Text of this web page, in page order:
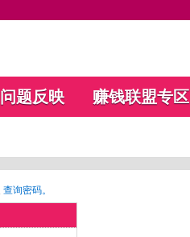
问题反映 赚钱联盟专区
查询密码。